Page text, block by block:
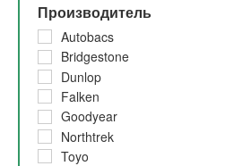
2021
2020
2019
2018
2017
2016
2015
2013
До 5% и 10%
До 5%
5% и 10%
5%
30%
10% и 20%
10%
Производитель
Autobacs
Bridgestone
Dunlop
Falken
Goodyear
Northtrek
Toyo